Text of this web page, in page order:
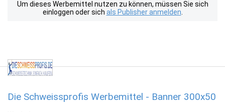
Um dieses Werbemittel nutzen zu können, müssen Sie sich
einloggen oder sich als Publisher anmelden
Die Schweissprofis Werbemittel - Banner 300x50